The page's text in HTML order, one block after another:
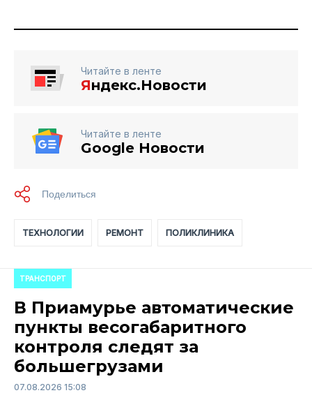
Читайте в ленте
Яндекс.Новости
Читайте в ленте
Google Новости
ТЕХНОЛОГИИ РЕМОНТ ПОЛИКЛИНИКА
ТРАНСПОРТ
В Приамурье автоматические
пункты весогабаритного
контроля следят за
большегрузами
07.08.2026 15:08